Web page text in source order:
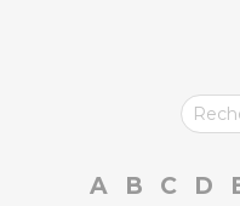
A B C D